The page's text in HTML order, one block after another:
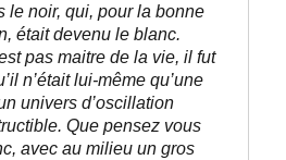
le noir, qui, pour la bonne
était devenu le blanc.
pas maitre de la vie, il fut
n’était lui-même qu’une
univers d’oscillation
Que pensez vous
avec au milieu un gros